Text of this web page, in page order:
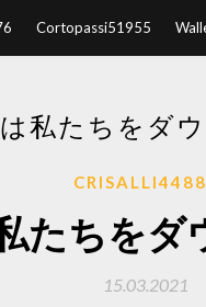
Cortopassi51955
私たちをダ
たちをダ
15.03.2021